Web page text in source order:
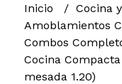
Inicio
Cocina
Amoblamientos
Combos
Cocina
mesada 1.20)